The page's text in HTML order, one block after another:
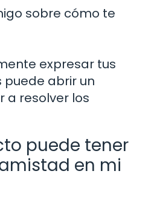
sobre cómo te
expresar tus
abrir un
a resolver los
puede tener
en mi